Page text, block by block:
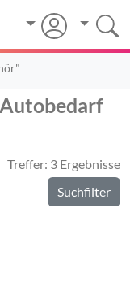
Treffer: 3 Ergebnisse
Suchfilter